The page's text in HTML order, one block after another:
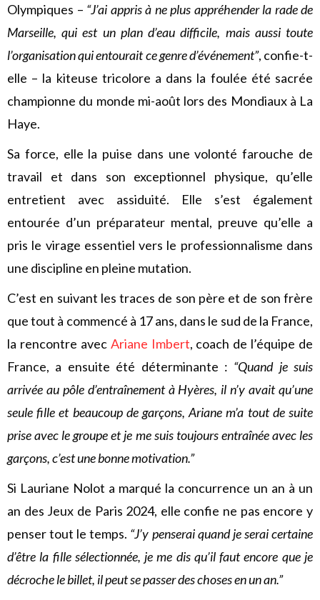
Olympiques – “J’ai appris à ne plus appréhender la rade de
Marseille, qui est un plan d’eau difficile, mais aussi toute
l’organisation qui entourait ce genre d’événement”, confie-t-
elle – la kiteuse tricolore a dans la foulée été sacrée
championne du monde mi-août lors des Mondiaux à La
Haye.
Sa force, elle la puise dans une volonté farouche de
travail et dans son exceptionnel physique, qu’elle
entretient avec assiduité. Elle s’est également
entourée d’un préparateur mental, preuve qu’elle a
pris le virage essentiel vers le professionnalisme dans
une discipline en pleine mutation.
C’est en suivant les traces de son père et de son frère
que tout à commencé à 17 ans, dans le sud de la France,
la rencontre avec Ariane Imbert, coach de l’équipe de
France, a ensuite été déterminante : “Quand je suis
arrivée au pôle d’entraînement à Hyères, il n’y avait qu’une
seule fille et beaucoup de garçons, Ariane m’a tout de suite
prise avec le groupe et je me suis toujours entraînée avec les
garçons, c’est une bonne motivation.”
Si Lauriane Nolot a marqué la concurrence un an à un
an des Jeux de Paris 2024, elle confie ne pas encore y
penser tout le temps. “J’y penserai quand je serai certaine
d’être la fille sélectionnée, je me dis qu’il faut encore que je
décroche le billet, il peut se passer des choses en un an.”